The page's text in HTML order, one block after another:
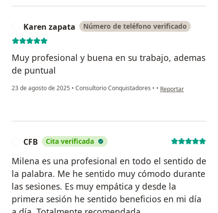
Karen zapata Número de teléfono verificado
Muy profesional y buena en su trabajo, ademas
de puntual
23 de agosto de 2025 • Consultorio Conquistadores • • en opinión del
Reportar
CFB Cita verificada
Milena es una profesional en todo el sentido de
la palabra. Me he sentido muy cómodo durante
las sesiones. Es muy empática y desde la
primera sesión he sentido beneficios en mi día